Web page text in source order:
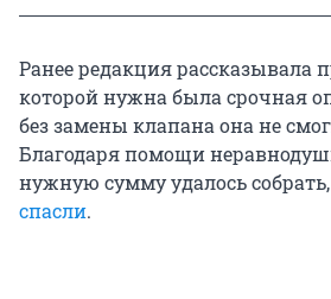
Ранее редакция рассказывала
которой нужна была срочная
без замены клапана она не
Благодаря помощи
нужную сумму удалось
спасли.